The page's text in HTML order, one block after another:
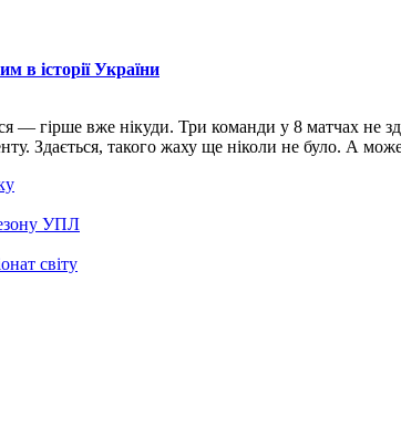
в історії України
— гірше вже нікуди. Три команди у 8 матчах не
Здається, такого жаху ще ніколи не було. А
УПЛ
світу